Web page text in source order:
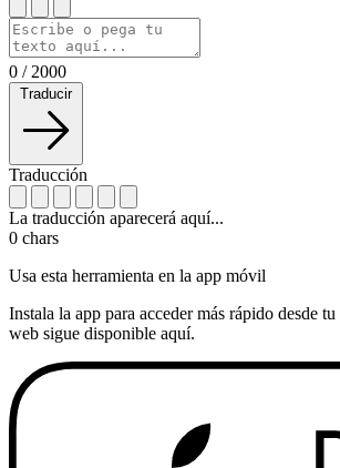
0 / 2000
Traducir
Traducción
La traducción aparecerá aquí...
0 chars
Usa esta herramienta en la app móvil
Instala la app para acceder más rápido desde
web sigue disponible aquí.